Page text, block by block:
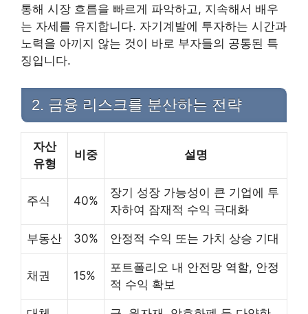
통해 시장 흐름을 빠르게 파악하고, 지속해서 배우
는 자세를 유지합니다. 자기계발에 투자하는 시간과
노력을 아끼지 않는 것이 바로 부자들의 공통된 특
징입니다.
2. 금융 리스크를 분산하는 전략
자산
유형
비중 설명
주식 40%
장기 성장 가능성이 큰 기업에 투
자하여 잠재적 수익 극대화
부동산 30% 안정적 수익 또는 가치 상승 기대
채권 15%
포트폴리오 내 안전망 역할, 안정
적 수익 확보